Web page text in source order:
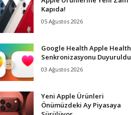
Kapıda!
05 Ağustos 2026
Google Health Apple Health
Senkronizasyonu Duyuruldu
03 Ağustos 2026
Yeni Apple Ürünleri
Önümüzdeki Ay Piyasaya